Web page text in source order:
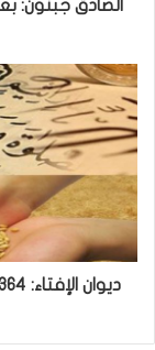
الصادق جبنون: